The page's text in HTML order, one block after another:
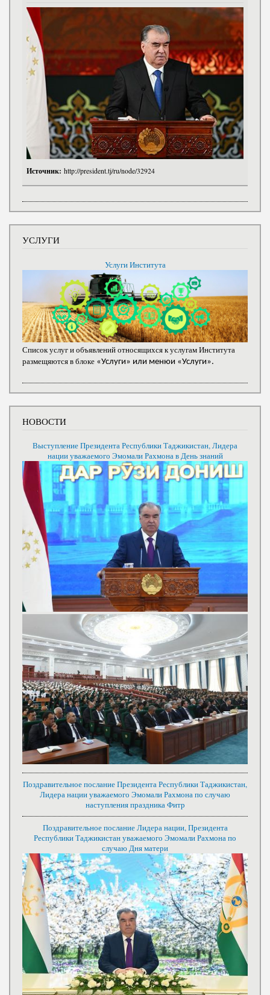
Источник: http://president.tj/ru/node/32924
УСЛУГИ
Услуги Института
Список услуг и объявлений относящихся к услугам Института
размещяются в блоке «Услуги» или менюи «Услуги».
НОВОСТИ
Выступление Президента Республики Таджикистан, Лидера
нации уважаемого Эмомали Рахмона в День знаний
Поздравительное послание Президента Республики Таджикистан,
Лидера нации уважаемого Эмомали Рахмона по случаю
наступления праздника Фитр
Поздравительное послание Лидера нации, Президента
Республики Таджикистан уважаемого Эмомали Рахмона по
случаю Дня матери